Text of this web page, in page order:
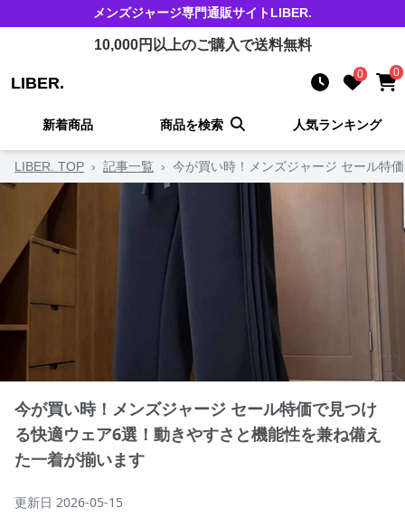
メンズジャージ専門通販サイトLIBER.
10,000円以上のご購入で送料無料
LIBER. 0 0
新着商品 商品を検索 人気ランキング
LIBER. TOP › 記事一覧 › 今が買い時！メンズジャージ セール特
今が買い時！メンズジャージ セール特価で見つけ
る快適ウェア6選！動きやすさと機能性を兼ね備え
た一着が揃います
更新日 2026-05-15